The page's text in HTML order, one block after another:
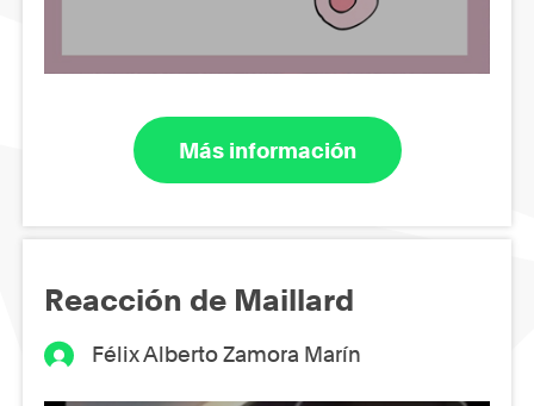
Más información
Reacción de Maillard
Félix Alberto Zamora Marín